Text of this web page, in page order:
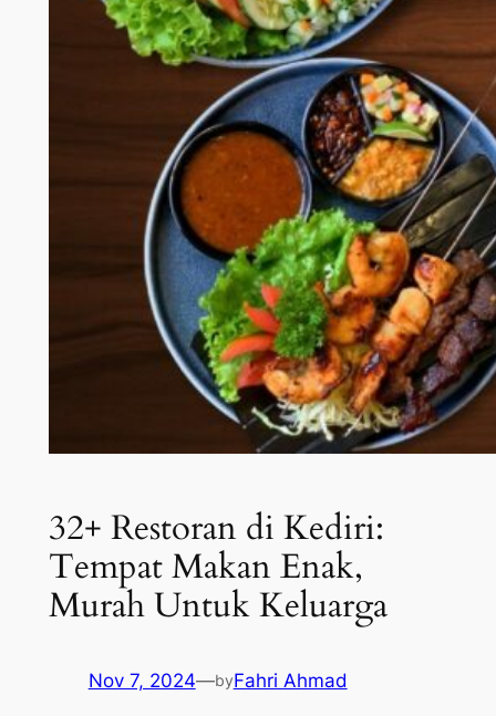
32+ Restoran di Kediri:
Tempat Makan Enak,
Murah Untuk Keluarga
Nov 7, 2024—byFahri Ahmad